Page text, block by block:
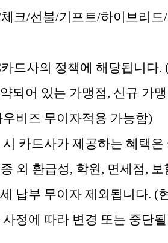
크/선불/기프트/하이브리
드사의 정책에 해당됩니다.
되어 있는 가맹점, 신규 가
비즈 무이자적용 가능함)
카드사가 제공하는 혜택
외 환급성, 학원, 면세점,
납부 무이자 제외됩니다. (
정에 따라 변경 또는 중단